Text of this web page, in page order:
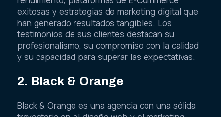
exitosas y estrategias de marketing digital que
han generado resultados tangibles. Los
testimonios de sus clientes destacan su
profesionalismo, su compromiso con la calidad
y su capacidad para superar las expectativas.
2. Black & Orange
Black & Orange es una agencia con una sólida